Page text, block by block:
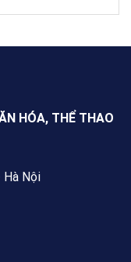
hợp với Hội Nhà
ngoài nước, không
nghề nghiệp hay
HÓA, THỂ THAO
Hà Nội